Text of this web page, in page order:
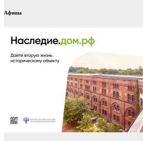
Афиша